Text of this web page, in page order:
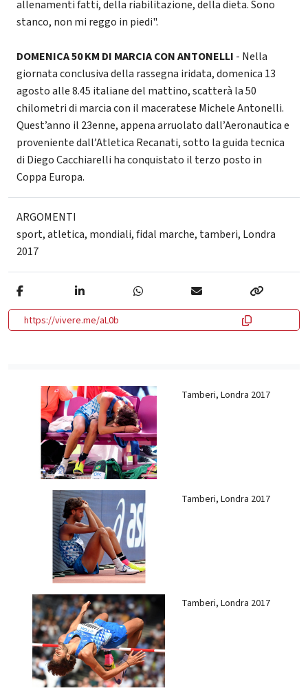
allenamenti fatti, della riabilitazione, della dieta. Sono
stanco, non mi reggo in piedi".
DOMENICA 50 KM DI MARCIA CON ANTONELLI - Nella
giornata conclusiva della rassegna iridata, domenica 13
agosto alle 8.45 italiane del mattino, scatterà la 50
chilometri di marcia con il maceratese Michele Antonelli.
Quest’anno il 23enne, appena arruolato dall’Aeronautica e
proveniente dall’Atletica Recanati, sotto la guida tecnica
di Diego Cacchiarelli ha conquistato il terzo posto in
Coppa Europa.
ARGOMENTI
sport,atletica, mondiali,fidal marche, tamberi, Londra
2017
https://vivere.me/aL0b
Tamberi, Londra 2017
Tamberi, Londra 2017
Tamberi, Londra 2017